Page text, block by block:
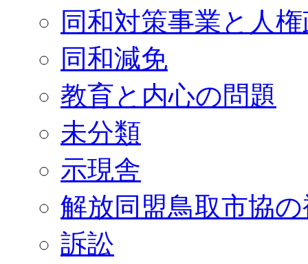
同和対策事業と人
同和減免
教育と内心の問題
未分類
示現舎
解放同盟鳥取市協
訴訟